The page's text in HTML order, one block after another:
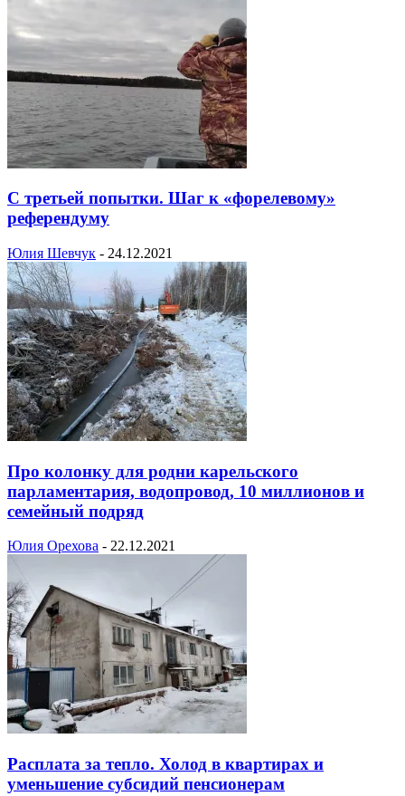
С третьей попытки. Шаг к «форелевому»
референдуму
Юлия Шевчук - 24.12.2021
Про колонку для родни карельского
парламентария, водопровод, 10 миллионов и
семейный подряд
Юлия Орехова - 22.12.2021
Расплата за тепло. Холод в квартирах и
уменьшение субсидий пенсионерам